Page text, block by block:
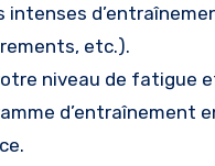
intenses
etc.).
niveau de fatigue
d’entraînement